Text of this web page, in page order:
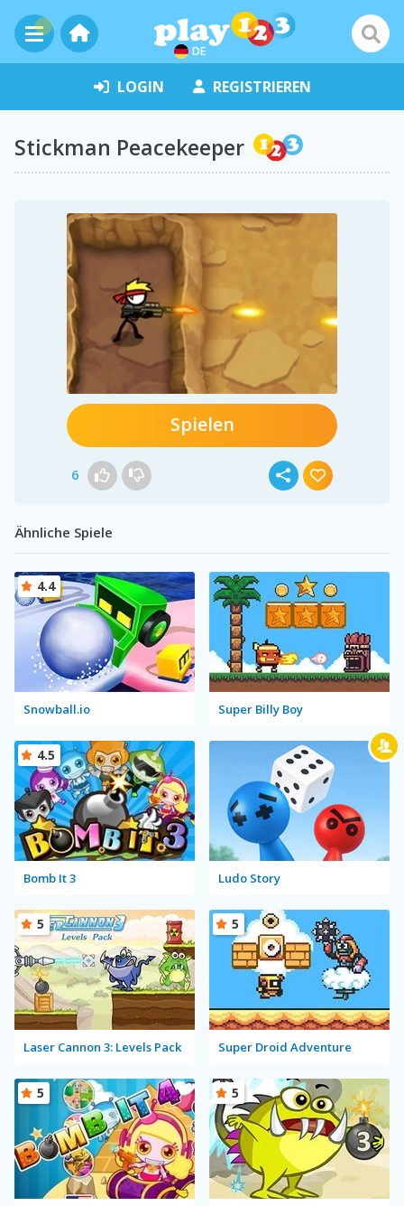
DE
LOGIN REGISTRIEREN
Stickman Peacekeeper
Spielen
6
Ähnliche Spiele
Snowball.io
4.4
Super Billy Boy
Bomb It 3
4.5
Ludo Story
Laser Cannon 3: Levels Pack
5
Super Droid Adventure
5
5 5